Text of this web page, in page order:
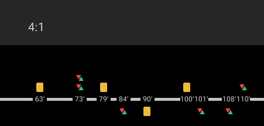
4:1
63‎’‎ 73‎’‎ 79‎’‎ 84‎’‎ 90‎’‎ 100‎’‎101‎’‎ 108‎’‎110‎’‎